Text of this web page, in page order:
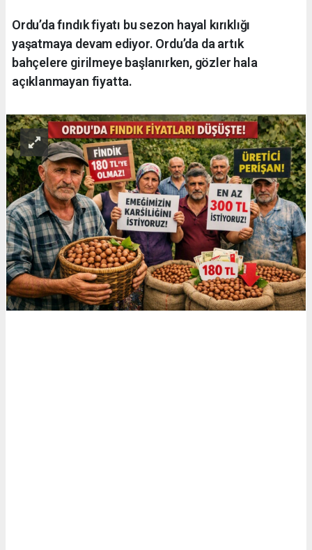
Ordu’da fındık fiyatı bu sezon hayal kırıklığı
yaşatmaya devam ediyor. Ordu’da da artık
bahçelere girilmeye başlanırken, gözler hala
açıklanmayan fiyatta.